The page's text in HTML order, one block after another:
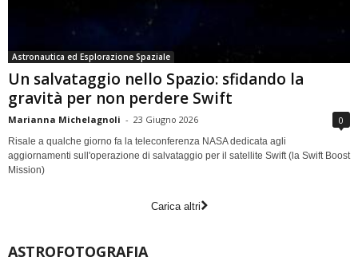
Astronautica ed Esplorazione Spaziale
Un salvataggio nello Spazio: sfidando la
gravità per non perdere Swift
Marianna Michelagnoli - 23 Giugno 2026 0
Risale a qualche giorno fa la teleconferenza NASA dedicata agli
aggiornamenti sull'operazione di salvataggio per il satellite Swift (la Swift Boost
Mission)
Carica altri
ASTROFOTOGRAFIA